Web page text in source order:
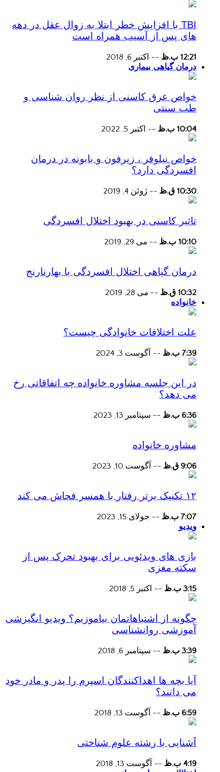
TBI با افزایش خطر ابتلا به زوال عقل در دهه
های پس از آسیب همراه است
12:21 ب.ظ -- اکتبر 6, 2018
درمان گیاهی بیماری
خواص عرق کاسنی از نظر روان شناسی و
طب سنتی
10:04 ب.ظ -- اکتبر 5, 2022
خواص نیلوفر ، زیرفون و بابونه در درمان
افسردگی دارد؟
10:30 ق.ظ -- ژوئن 4, 2019
تاثیر کاسنی در بهبود اختلال افسردگی
10:10 ب.ظ -- می 29, 2019
درمان گیاهی اختلال افسردگی با بهارنارنج
10:32 ق.ظ -- می 28, 2019
خانواده
علت اختلافات خانوادگی چیست؟
7:39 ب.ظ -- آگوست 3, 2024
در این جلسه مشاوره خانواده چه اتفاقاتی رخ
می دهد؟
6:36 ب.ظ -- سپتامبر 13, 2023
مشاوره خانواده
9:06 ق.ظ -- آگوست 10, 2023
۱۲ تکنیک برتر رفتار با همسر فحاش می کند
7:07 ب.ظ -- جولای 15, 2023
ویدیو
بازی های ویدئویی برای بهبود تحرک پس از
سکته مغزی
3:15 ب.ظ -- اکتبر 5, 2018
چگونه از اشتباهاتمان بیاموزیم؟ ویدیو انگیزشی
آموزشی روانشناسی
3:39 ب.ظ -- سپتامبر 6, 2018
آیا بچه ها اهداکنندگان اسپرم را پدر و مادر خود
می دانند؟
6:59 ب.ظ -- آگوست 13, 2018
آشنایی با رشته علوم شناختی
4:19 ب.ظ -- آگوست 13, 2018